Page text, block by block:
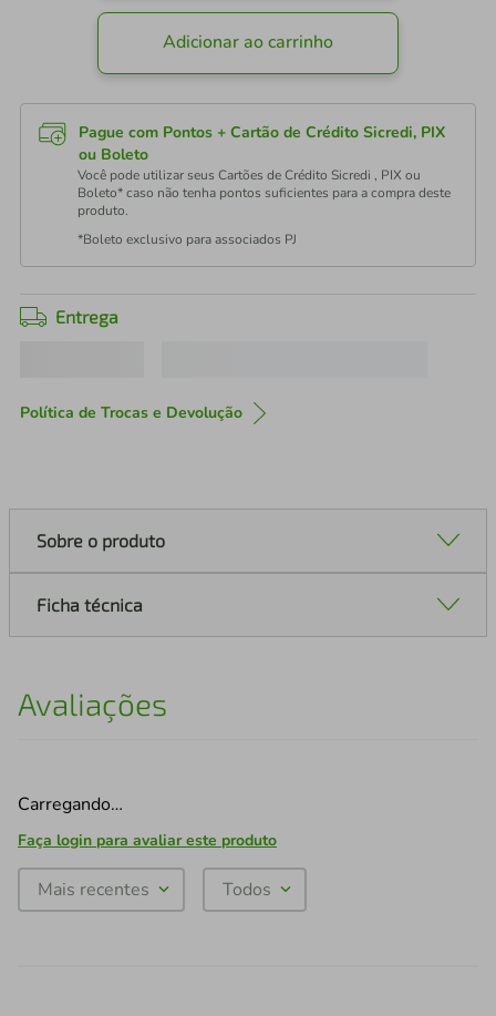
Adicionar ao carrinho
Pague com Pontos + Cartão de Crédito Sicredi, PIX
ou Boleto
Você pode utilizar seus Cartões de Crédito Sicredi , PIX ou
Boleto* caso não tenha pontos suficientes para a compra deste
produto.
*Boleto exclusivo para associados PJ
Entrega
Política de Trocas e Devolução
Sobre o produto
Ficha técnica
Avaliações
Carregando…
Faça login para avaliar este produto
Mais recentes Todos